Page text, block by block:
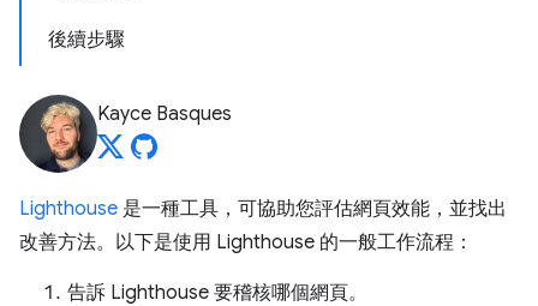
後續步驟
Kayce Basques
Lighthouse 是一種工具，可協助您評估網頁效能，並找出
改善方法。以下是使用 Lighthouse 的一般工作流程：
告訴 Lighthouse 要稽核哪個網頁。